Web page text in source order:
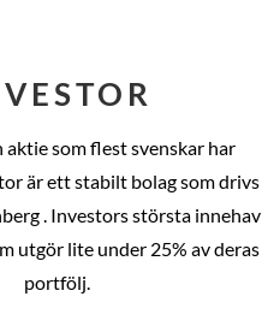
aktie som flest svenskar har
är ett stabilt bolag som drivs
. Investors största innehav
utgör lite under 25% av deras
portfölj.